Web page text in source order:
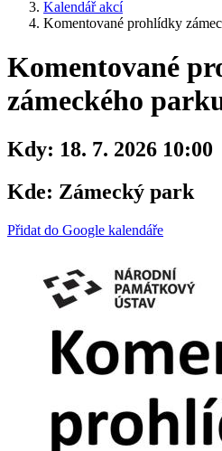
Kalendář akcí
Komentované prohlídky
Komentované
zámeckého
Kdy: 18. 7. 2026 10:00
Kde: Zámecký park
Přidat do Google kalendáře